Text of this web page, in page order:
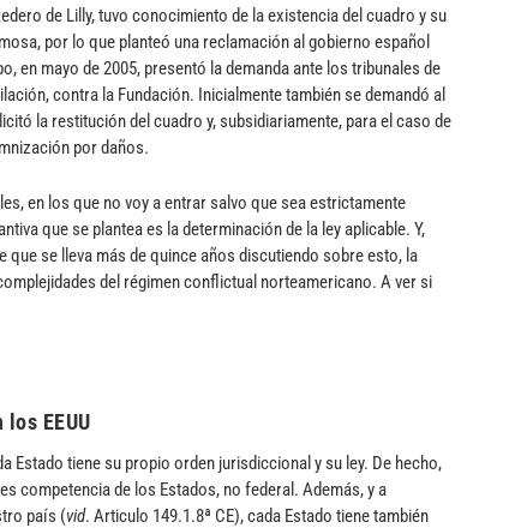
de Lilly, tuvo conocimiento de la existencia del cuadro y su
por lo que planteó una reclamación al gobierno español
en mayo de 2005, presentó la demanda ante los tribunales de
contra la Fundación. Inicialmente también se demandó al
la restitución del cuadro y, subsidiariamente, para el caso de
por daños.
en los que no voy a entrar salvo que sea estrictamente
que se plantea es la determinación de la ley aplicable. Y,
que se lleva más de quince años discutiendo sobre esto, la
del régimen conflictual norteamericano. A ver si
EEUU
Estado tiene su propio orden jurisdiccional y su ley. De hecho,
competencia de los Estados, no federal. Además, y a
país (vid. Articulo 149.1.8ª CE), cada Estado tiene también